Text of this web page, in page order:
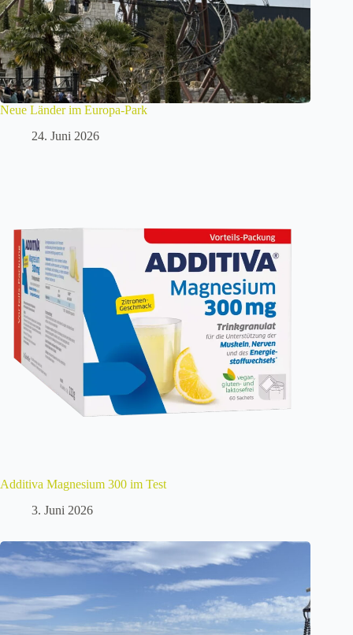
Neue Länder im Europa-Park
24. Juni 2026
Additiva Magnesium 300 im Test
3. Juni 2026